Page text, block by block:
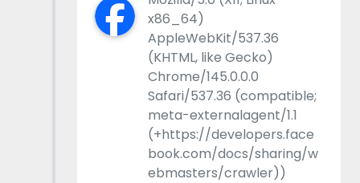
x86_64)
AppleWebKit/537.36
(KHTML, like Gecko)
Chrome/145.0.0.0
Safari/537.36 (compatible;
meta-externalagent/1.1
(+https://developers.face
book.com/docs/sharing/w
ebmasters/crawler))